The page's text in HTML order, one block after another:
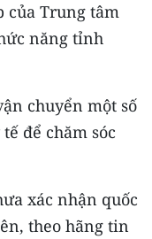
của Trung tâm
năng tỉnh
chuyển một số
để chăm sóc
xác nhận quốc
theo hãng tin